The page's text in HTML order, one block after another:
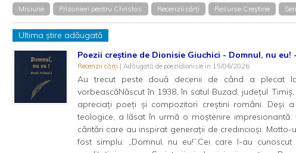
Misiune
Prizonieri pentru Christos Recenzii cărți Resurse Creștine
Ultima știre adăugată
Poezii creștine de Dionisie Giuchici - Domnul, nu eu!
Recenzii cărți | Adăugată de poeziidionisie in 15/06/2026
Au trecut peste două decenii de când a plecat
vorbeascăNăscut în 1938, în satul Buzad, județul
apreciați poeți și compozitori creștini români. Deși
teologice, a lăsat în urmă o moștenire
cântări care au inspirat generații de credincioși.
fost simplu: „Domnul, nu eu!”.Cei care l-au